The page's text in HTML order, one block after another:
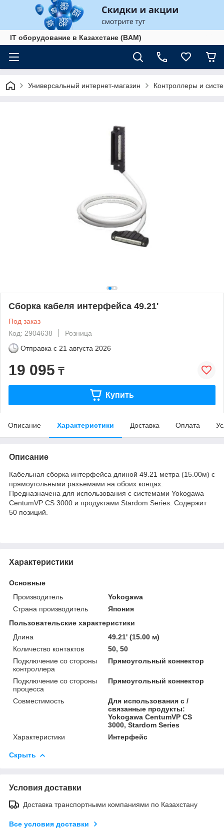
IT оборудование в Казахстане (BAM)
Универсальный интернет-магазин Контроллеры и
Сборка кабеля интерфейса 49.21'
Под заказ
Код: 2904638
Розница
Отправка с 21 августа 2026
19 095 ₸
Купить
Описание Характеристики Доставка Оплата
Описание
Кабельная сборка интерфейса длиной 49.21 метра (15.00м) с
прямоугольными разъемами на обоих концах.
Предназначена для использования с системами Yokogawa
CentumVP CS 3000 и продуктами Stardom Series. Содержит
50 позиций.
Характеристики
Основные
Производитель
Yokogawa
Страна производитель
Япония
Пользовательские характеристики
Длина
49.21' (15.00 м)
Количество контактов
50, 50
Подключение со стороны
контроллера
Прямоугольный коннектор
Подключение со стороны
процесса
Прямоугольный коннектор
Совместимость
Для использования с /
связанные продукты:
Yokogawa CentumVP CS
3000, Stardom Series
Характеристики
Интерфейс
Скрыть
Условия доставки
Доставка транспортными компаниями по Казахстану
Все условия доставки